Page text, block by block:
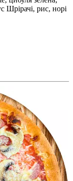
Шрірачі, рис, норі